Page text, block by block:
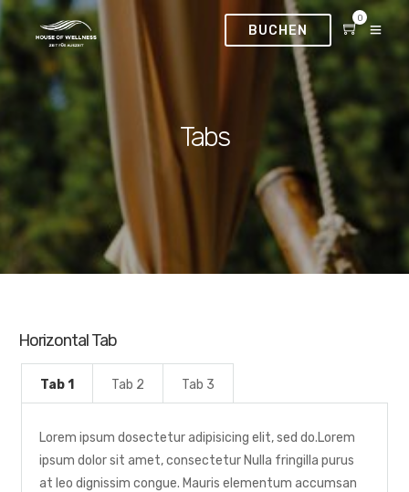
BUCHEN
0
Tabs
Horizontal Tab
Tab 1 Tab 2 Tab 3
Lorem ipsum dosectetur adipisicing elit, sed do.Lorem
ipsum dolor sit amet, consectetur Nulla fringilla purus
at leo dignissim congue. Mauris elementum accumsan